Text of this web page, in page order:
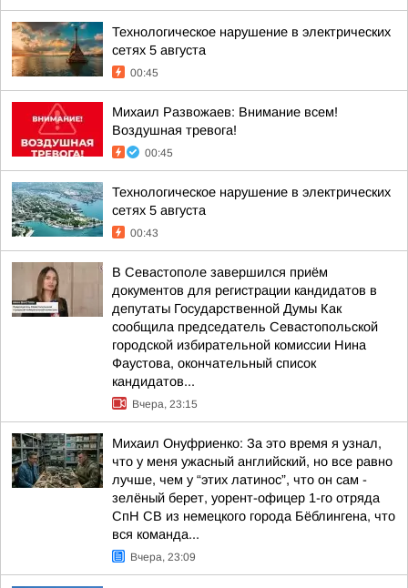
Технологическое нарушение в электрических
сетях 5 августа
00:45
Михаил Развожаев: Внимание всем!
Воздушная тревога!
00:45
Технологическое нарушение в электрических
сетях 5 августа
00:43
В Севастополе завершился приём
документов для регистрации кандидатов в
депутаты Государственной Думы Как
сообщила председатель Севастопольской
городской избирательной комиссии Нина
Фаустова, окончательный список
кандидатов...
Вчера, 23:15
Михаил Онуфриенко: За это время я узнал,
что у меня ужасный английский, но все равно
лучше, чем у “этих латинос”, что он сам -
зелёный берет, уорент-офицер 1-го отряда
СпН СВ из немецкого города Бёблингена, что
вся команда...
Вчера, 23:09